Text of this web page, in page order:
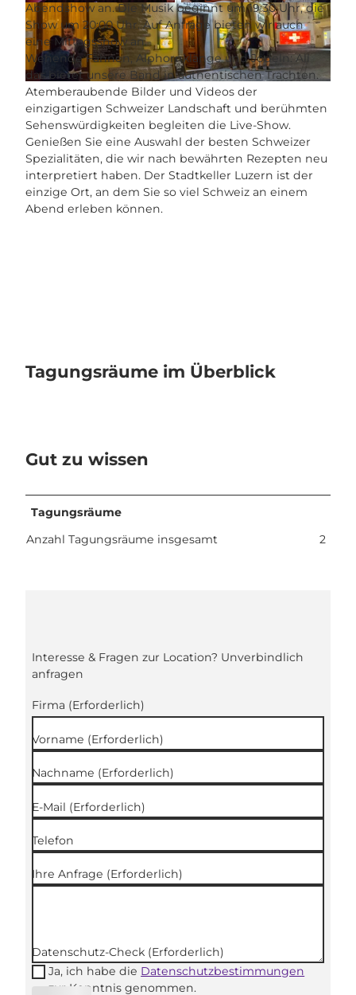
© Heinz Steimann,Fotograf,CH-Luzern | CC-BY-NC-ND
© Stadtkeller Luzern |CC-BY-NC-ND © Stadtkeller Luzern |CC-BY-NC-ND
Abendshow an. Die Musik beginnt um 19:30 Uhr, die
Show um 20:00 Uhr. Auf Anfrage bieten wir auch
eine Mittagsshow an.
Wehende Fahnen, Alphornklänge und Jodeln: All
das bietet unsere Band in authentischen Trachten.
Atemberaubende Bilder und Videos der
einzigartigen Schweizer Landschaft und berühmten
Sehenswürdigkeiten begleiten die Live-Show.
Genießen Sie eine Auswahl der besten Schweizer
Spezialitäten, die wir nach bewährten Rezepten neu
interpretiert haben. Der Stadtkeller Luzern ist der
einzige Ort, an dem Sie so viel Schweiz an einem
Abend erleben können.
Tagungsräume im Überblick
Gut zu wissen
Tagungsräume
Anzahl Tagungsräume insgesamt
2
Interesse & Fragen zur Location? Unverbindlich
anfragen
Firma (Erforderlich)
Vorname (Erforderlich)
Nachname (Erforderlich)
E-Mail (Erforderlich)
Telefon
Ihre Anfrage (Erforderlich)
Datenschutz-Check (Erforderlich)
Ja, ich habe die Datenschutzbestimmungen
zur Kenntnis genommen.